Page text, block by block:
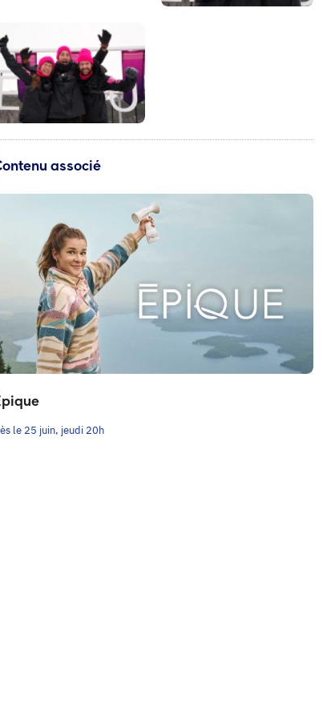
associé
le 25 juin, jeudi 20h